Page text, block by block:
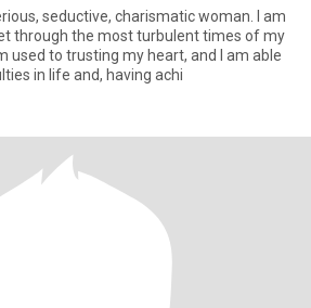
seductive, charismatic woman. I am
through the most turbulent times of my
used to trusting my heart, and I am able
in life and, having achi